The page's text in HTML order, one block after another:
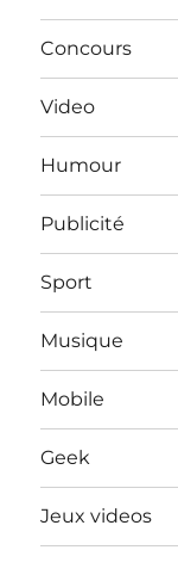
Concours
Video
Humour
Publicité
Sport
Musique
Mobile
Geek
Jeux videos